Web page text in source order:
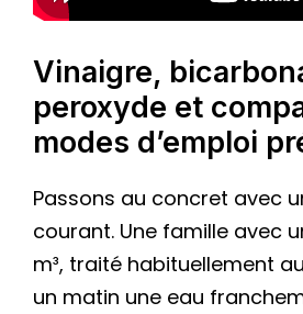
Vinaigre,
peroxyde et
modes d’emploi
Passons au concret avec
courant. Une famille avec
m³, traité habituellement
un matin une eau